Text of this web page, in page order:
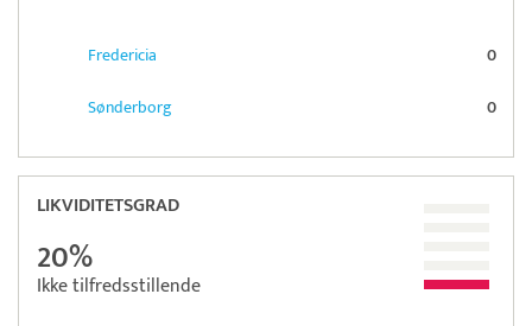
Fredericia
0
Sønderborg
0
LIKVIDITETSGRAD
20%
Ikke tilfredsstillende